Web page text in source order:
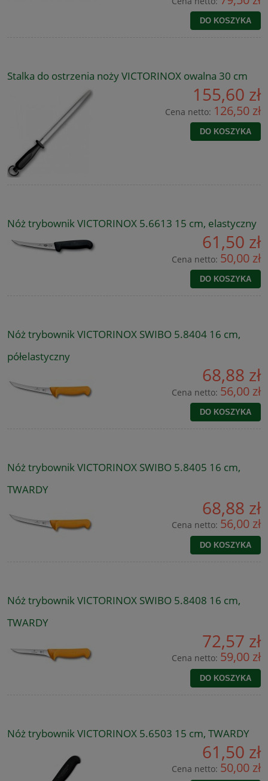
DO KOSZYKA
Stalka do ostrzenia noży VICTORINOX owalna 30 cm
155,60 zł
Cena netto: 126,50 zł
DO KOSZYKA
Nóż trybownik VICTORINOX 5.6613 15 cm, elastyczny
61,50 zł
Cena netto: 50,00 zł
DO KOSZYKA
Nóż trybownik VICTORINOX SWIBO 5.8404 16 cm,
półelastyczny
68,88 zł
Cena netto: 56,00 zł
DO KOSZYKA
Nóż trybownik VICTORINOX SWIBO 5.8405 16 cm,
TWARDY
68,88 zł
Cena netto: 56,00 zł
DO KOSZYKA
Nóż trybownik VICTORINOX SWIBO 5.8408 16 cm,
TWARDY
72,57 zł
Cena netto: 59,00 zł
DO KOSZYKA
Nóż trybownik VICTORINOX 5.6503 15 cm, TWARDY
61,50 zł
Cena netto: 50,00 zł